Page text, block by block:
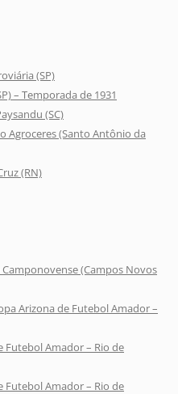
(SP)
– Temporada de 1931
(SC)
Agroceres (Santo Antônio da
(RN)
(Campos Novos
Arizona de Futebol Amador –
Futebol Amador – Rio de
Futebol Amador – Rio de